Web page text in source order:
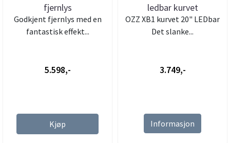
fjernlys
Godkjent fjernlys med en
fantastisk effekt...
5.598,-
Kjøp
ledbar kurvet
u/posisjonslys ...
OZZ XB1 kurvet 20" LEDbar
Det slanke...
3.749,-
Informasjon